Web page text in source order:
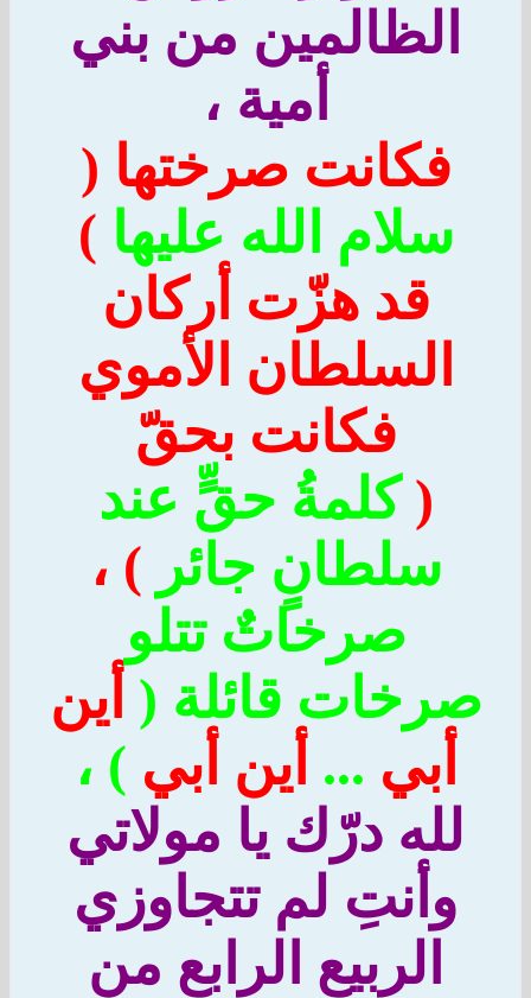
الظالمين من بني
أمية ،
فكانت صرختها (
سلام الله عليها)
قد هزّت أركان
السلطان الأموي
فكانت بحقّ
كلمةُ حقٍّ عند
سلطانٍ جائر) ،
صرخاتٌ تتلو
قائلة (أين
أبي... أين أبي) ،
لله درّك يا مولاتي
وأنتِ لم تتجاوزي
الربيع الرابع من